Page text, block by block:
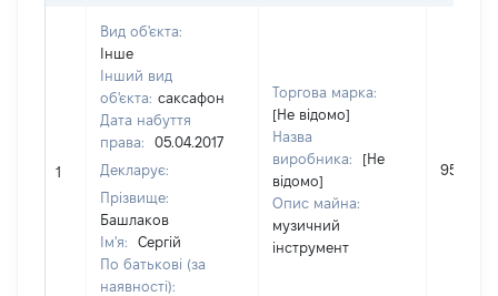
1
Вид об'єкта:
Інше
Інший вид
об'єкта: саксафон
Дата набуття
права:
05.04.2017
Декларує:
Прізвище:
Башлаков
Ім'я:
Сергій
По батькові (за
наявності):
Торгова марка:
[Не відомо]
Назва
виробника:
[Не
відомо]
Опис майна:
музичний
інструмент
95000